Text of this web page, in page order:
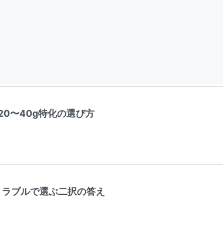
〜40g特化の選び方
ブルで選ぶ二択の答え